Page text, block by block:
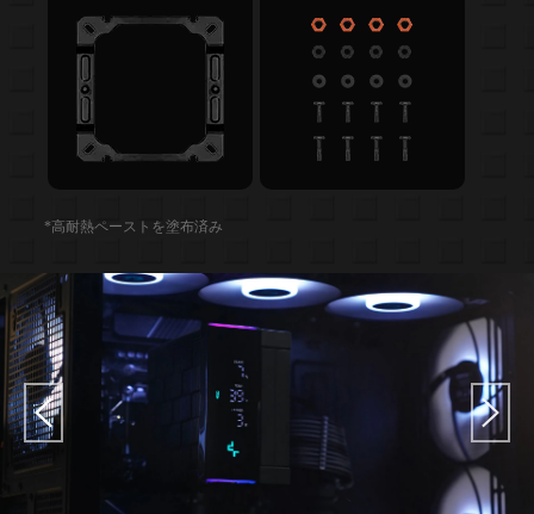
*高耐熱ペーストを塗布済み